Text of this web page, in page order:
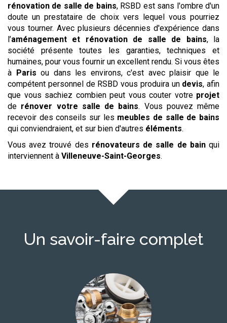
rénovation de salle de bains, RSBD est sans l'ombre d'un
doute un prestataire de choix vers lequel vous pourriez
vous tourner. Avec plusieurs décennies d'expérience dans
l’aménagement et rénovation de salle de bains, la
société présente toutes les garanties, techniques et
humaines, pour vous fournir un excellent rendu. Si vous êtes
à Paris ou dans les environs, c'est avec plaisir que le
compétent personnel de RSBD vous produira un devis, afin
que vous sachiez combien peut vous couter votre projet
de rénover votre salle de bains. Vous pouvez même
recevoir des conseils sur les meubles de salle de bains
qui conviendraient, et sur bien d'autres éléments.
Vous avez trouvé des rénovateurs de salle de bainqui
interviennent à Villeneuve-Saint-Georges.
Un savoir-faire complet